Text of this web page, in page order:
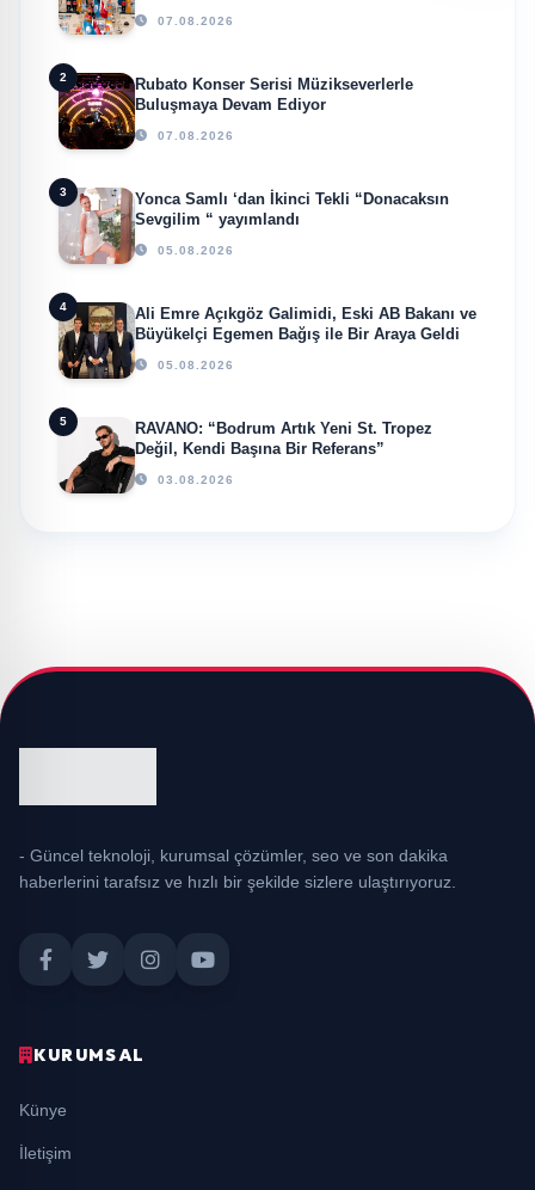
07.08.2026
2
Rubato Konser Serisi Müzikseverlerle
Buluşmaya Devam Ediyor
07.08.2026
3
Yonca Samlı ‘dan İkinci Tekli “Donacaksın
Sevgilim “ yayımlandı
05.08.2026
4
Ali Emre Açıkgöz Galimidi, Eski AB Bakanı ve
Büyükelçi Egemen Bağış ile Bir Araya Geldi
05.08.2026
5
RAVANO: “Bodrum Artık Yeni St. Tropez
Değil, Kendi Başına Bir Referans”
03.08.2026
- Güncel teknoloji, kurumsal çözümler, seo ve son dakika
haberlerini tarafsız ve hızlı bir şekilde sizlere ulaştırıyoruz.
KURUMSAL
Künye
İletişim